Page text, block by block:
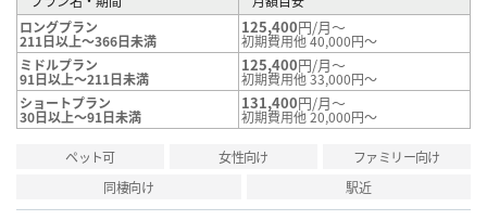
ロングプラン
211日以上～366日未満
125,400円/月～
初期費用他 40,000円～
ミドルプラン
91日以上～211日未満
125,400円/月～
初期費用他 33,000円～
ショートプラン
30日以上～91日未満
131,400円/月～
初期費用他 20,000円～
ペット可 女性向け
ファミリー向け
同棲向け
駅近